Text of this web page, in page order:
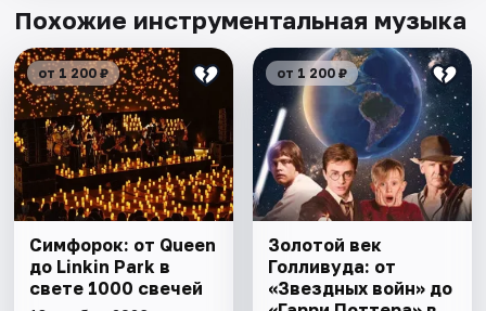
Похожие инструментальная музыка
от 1 200 ₽
Симфорок: от Queen
до Linkin Park в
свете 1000 свечей
от 1 200 ₽
Золотой век
Голливуда: от
«Звездных войн» до